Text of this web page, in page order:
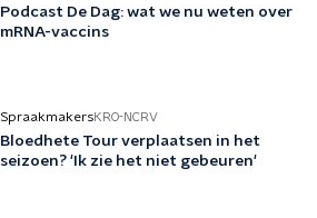
Podcast De Dag: wat we nu weten over
mRNA-vaccins
SpraakmakersKRO-NCRV
Bloedhete Tour verplaatsen in het
seizoen? 'Ik zie het niet gebeuren'